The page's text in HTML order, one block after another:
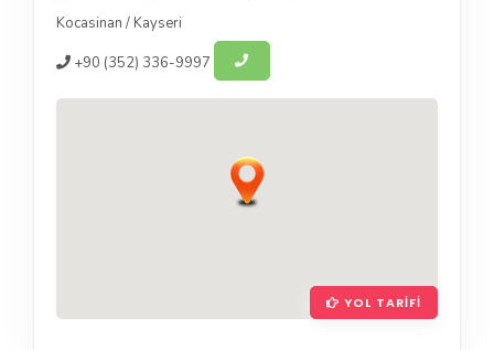
Kocasinan / Kayseri
+90 (352) 336-9997
YOL TARIFI